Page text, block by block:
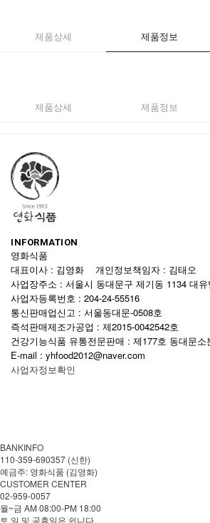
제품상세 제품정보
제품상세 제품정보
INFORMATION
영화식품
대표이사 : 김영화 개인정보책임자 : 김태오
사업장주소 : 서울시 동대문구 제기동 1134 대
사업자등록번호 : 204-24-55516
통신판매업신고 : 서울동대문-0508호
즉석판매제조가공업 : 제2015-0042542호
건강기능식품 유통전문판매 : 제177호 동대문소
E-mail : yhfood2012@naver.com
사업자정보확인
BANKINFO
110-359-690357 (신한)
예금주: 영화식품 (김영화)
CUSTOMER CENTER
02-959-0057
월~금 AM 08:00-PM 18:00
토.일 및 공휴일은 쉽니다.